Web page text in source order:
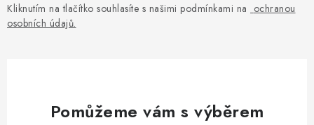
Kliknutím na tlačítko souhlasíte s našimi podmínkami na ochranou
osobních údajů.
Pomůžeme vám s výběrem